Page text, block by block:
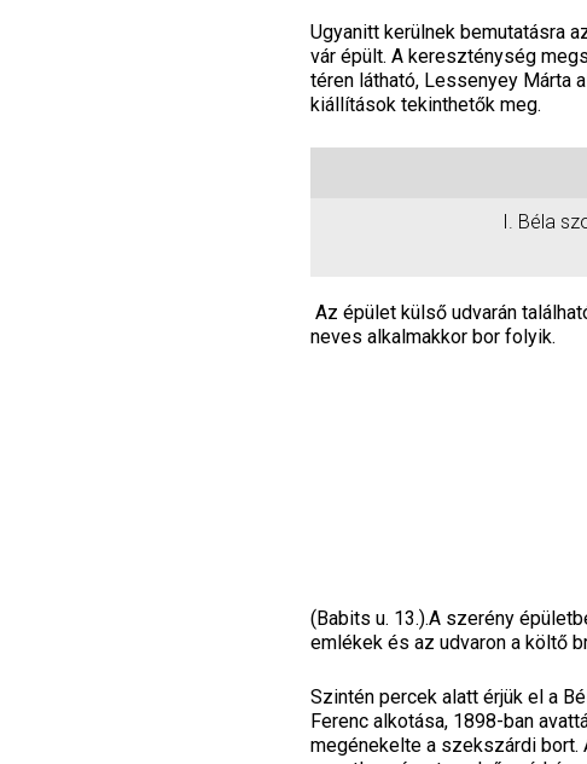
Ugyanitt kerülnek bemutatásra
vár épült. A kereszténység
téren látható, Lessenyey Márta
kiállítások tekinthetők meg.
I. Béla
Az épület külső udvarán
neves alkalmakkor bor folyik.
(Babits u. 13.).A szerény
emlékek és az udvaron a költő
Szintén percek alatt érjük el a
Ferenc alkotása, 1898-ban
megénekelte a szekszárdi bort.